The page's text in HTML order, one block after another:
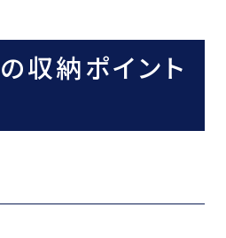
収納ポイント